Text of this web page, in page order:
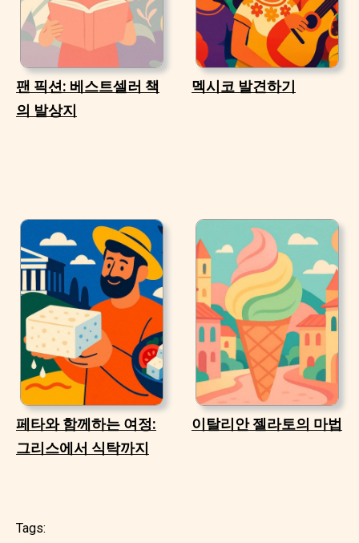
팬 픽션: 베스트셀러 책
의 발상지
멕시코 발견하기
페타와 함께하는 여정:
그리스에서 식탁까지
이탈리안 젤라토의 마법
Tags: